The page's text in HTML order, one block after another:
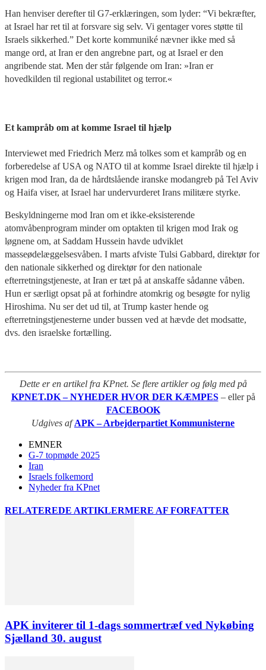
Han henviser derefter til G7-erklæringen, som lyder: “Vi bekræfter,
at Israel har ret til at forsvare sig selv. Vi gentager vores støtte til
Israels sikkerhed.” Det korte kommuniké nævner ikke med så
mange ord, at Iran er den angrebne part, og at Israel er den
angribende stat. Men der står følgende om Iran: »Iran er
hovedkilden til regional ustabilitet og terror.«
Et kampråb om at komme Israel til hjælp
Interviewet med Friedrich Merz må tolkes som et kampråb og en
forberedelse af USA og NATO til at komme Israel direkte til hjælp i
krigen mod Iran, da de hårdtslående iranske modangreb på Tel Aviv
og Haifa viser, at Israel har undervurderet Irans militære styrke.
Beskyldningerne mod Iran om et ikke-eksisterende
atomvåbenprogram minder om optakten til krigen mod Irak og
løgnene om, at Saddam Hussein havde udviklet
masseødelæggelsesvåben. I marts afviste Tulsi Gabbard, direktør for
den nationale sikkerhed og direktør for den nationale
efterretningstjeneste, at Iran er tæt på at anskaffe sådanne våben.
Hun er særligt opsat på at forhindre atomkrig og besøgte for nylig
Hiroshima. Nu ser det ud til, at Trump kaster hende og
efterretningstjenesterne under bussen ved at hævde det modsatte,
dvs. den israelske fortælling.
Dette er en artikel fra KPnet. Se flere artikler og følg med på
KPNET.DK – NYHEDER HVOR DER KÆMPES – eller på
FACEBOOK
Udgives afAPK – Arbejderpartiet Kommunisterne
EMNER
G-7 topmøde 2025
Iran
Israels folkemord
Nyheder fra KPnet
RELATEREDE ARTIKLERMERE AF FORFATTER
APK inviterer til 1-dags sommertræf ved Nykøbing
Sjælland 30. august